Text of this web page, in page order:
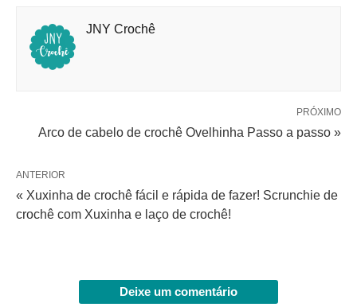
JNY Crochê
PRÓXIMO
Arco de cabelo de crochê Ovelhinha Passo a passo »
ANTERIOR
« Xuxinha de crochê fácil e rápida de fazer! Scrunchie de
crochê com Xuxinha e laço de crochê!
Deixe um comentário